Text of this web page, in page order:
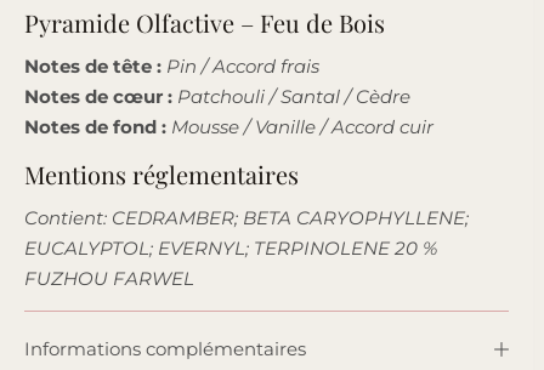
Pyramide Olfactive – Feu de Bois
Notes de tête : Pin / Accord frais
Notes de cœur : Patchouli / Santal / Cèdre
Notes de fond : Mousse / Vanille / Accord cuir
Mentions réglementaires
Contient: CEDRAMBER; BETA CARYOPHYLLENE;
EUCALYPTOL; EVERNYL; TERPINOLENE 20 %
FUZHOU FARWEL
Informations complémentaires